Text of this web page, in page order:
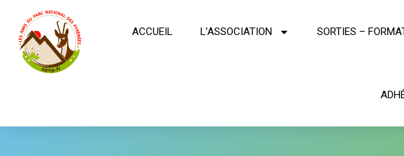
ACCUEIL L’ASSOCIATION SORTIES –